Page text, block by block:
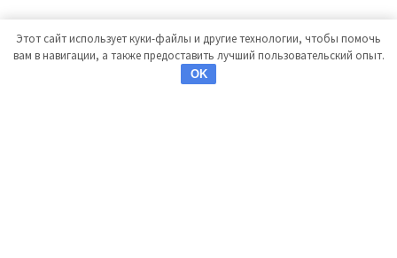
Этот сайт использует куки-файлы и другие технологии, чтобы помочь
вам в навигации, а также предоставить лучший пользовательский опыт.
OK